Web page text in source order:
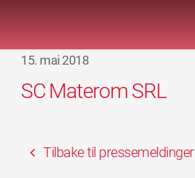
15. mai 2018
SC Materom SRL
Tilbake til pressemeldinger